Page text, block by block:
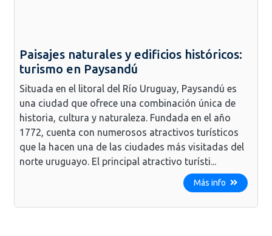
Paisajes naturales y edificios históricos:
turismo en Paysandú
Situada en el litoral del Río Uruguay, Paysandú es
una ciudad que ofrece una combinación única de
historia, cultura y naturaleza. Fundada en el año
1772, cuenta con numerosos atractivos turísticos
que la hacen una de las ciudades más visitadas del
norte uruguayo. El principal atractivo turísti...
Más info